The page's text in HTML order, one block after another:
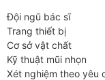
Đội ngũ bác sĩ
Trang thiết bị
Cơ sở vật chất
Kỹ thuật mũi nhọn
Xét nghiệm theo yêu